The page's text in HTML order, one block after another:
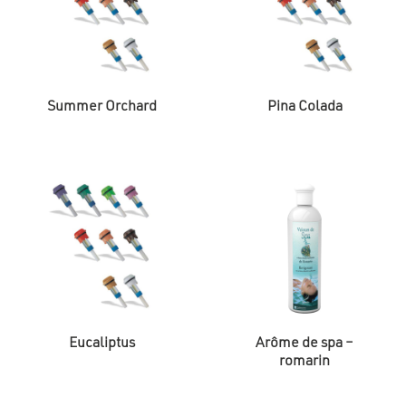
Summer Orchard Pina Colada
Eucaliptus
Arôme de spa –
romarin